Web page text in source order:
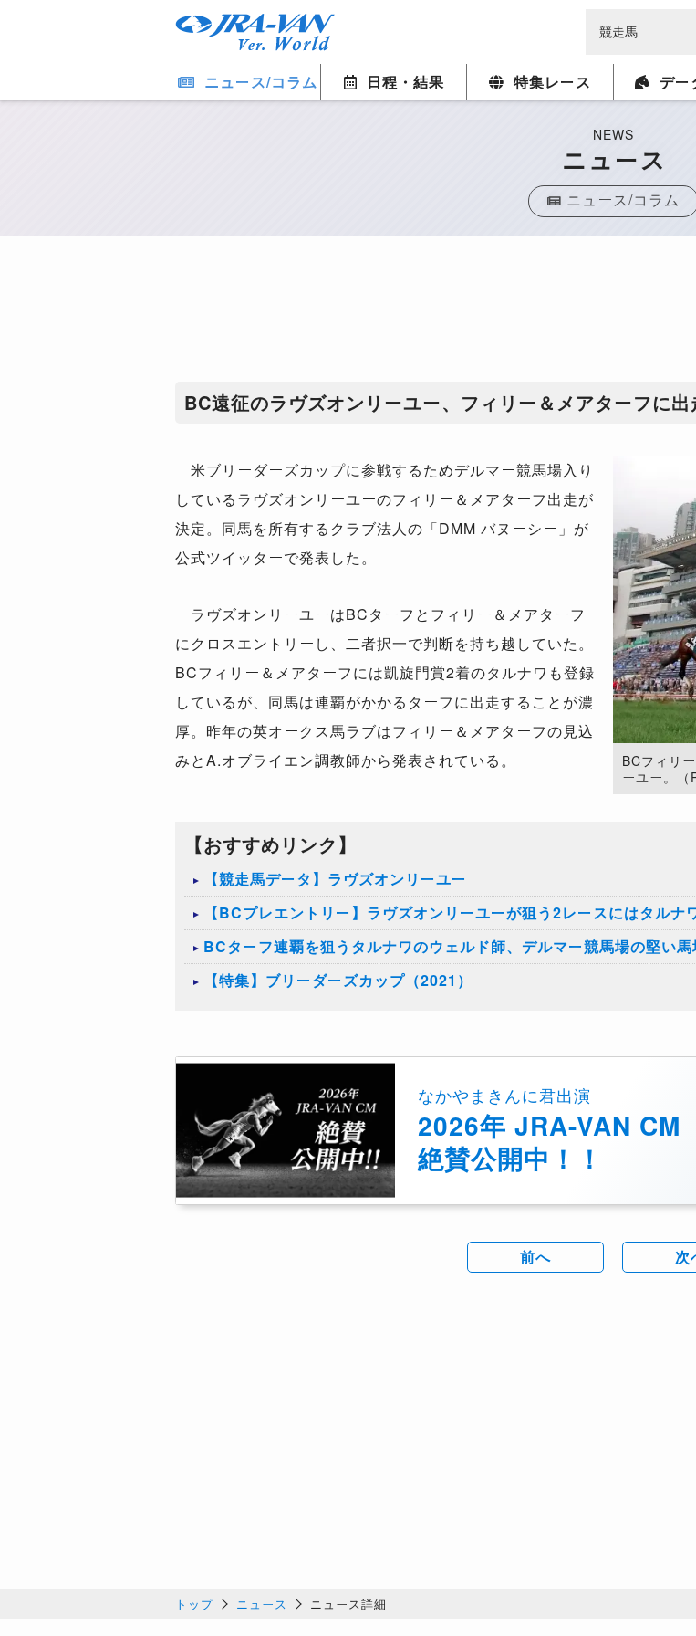
ニュース/コラム 日程・結果 特集レース デー
NEWS
ニュース
ニュース/コラム
BC遠征のラヴズオンリーユー、フィリー＆メアターフに出
BCフィリ
ーユー。
米ブリーダーズカップに参戦するためデルマー競馬場入り
しているラヴズオンリーユーのフィリー＆メアターフ出走が
決定。同馬を所有するクラブ法人の「DMM バヌーシー」が
公式ツイッターで発表した。
ラヴズオンリーユーはBCターフとフィリー＆メアターフ
にクロスエントリーし、二者択一で判断を持ち越していた。
BCフィリー＆メアターフには凱旋門賞2着のタルナワも登録
しているが、同馬は連覇がかかるターフに出走することが濃
厚。昨年の英オークス馬ラブはフィリー＆メアターフの見込
みとA.オブライエン調教師から発表されている。
【おすすめリンク】
【競走馬データ】ラヴズオンリーユー
【BCプレエントリー】ラヴズオンリーユーが狙う2レースにはタルナ
BCターフ連覇を狙うタルナワのウェルド師、デルマー競馬場の堅い
【特集】ブリーダーズカップ（2021）
なかやまきんに君出演
2026年 JRA-VAN CM
絶賛公開中！！
前へ 次
トップ ニュース ニュース詳細